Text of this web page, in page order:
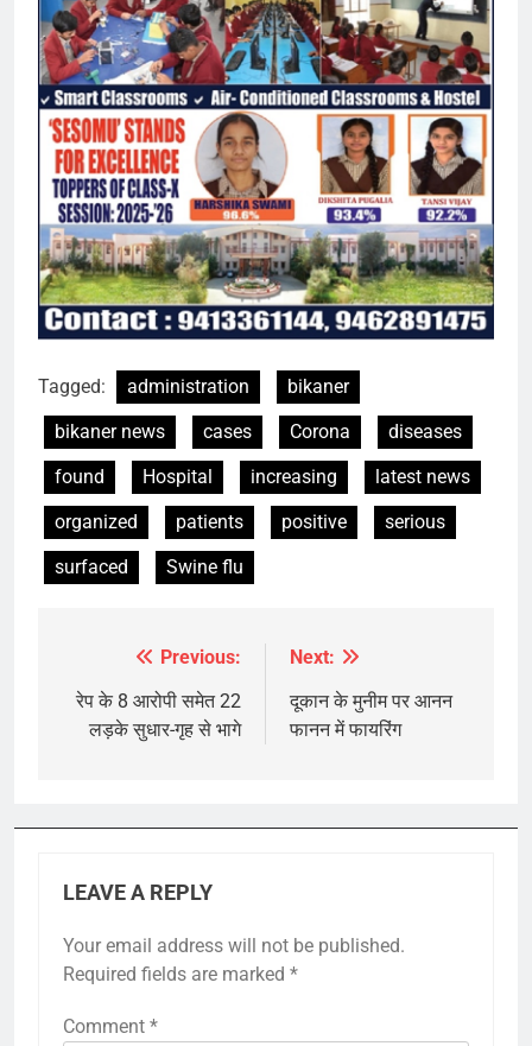
Tagged: administration
bikaner
bikaner news
cases Corona
diseases
found
Hospital increasing
latest news
organized
patients positive
serious
surfaced
Swine flu
navigation
Previous:
रेप के 8 आरोपी समेत 22
लड़के सुधार-गृह से भागे
Next:
दूकान के मुनीम पर आनन
फानन में फायरिंग
LEAVE A REPLY
Your email address will not be published.
Required fields are marked *
Comment *